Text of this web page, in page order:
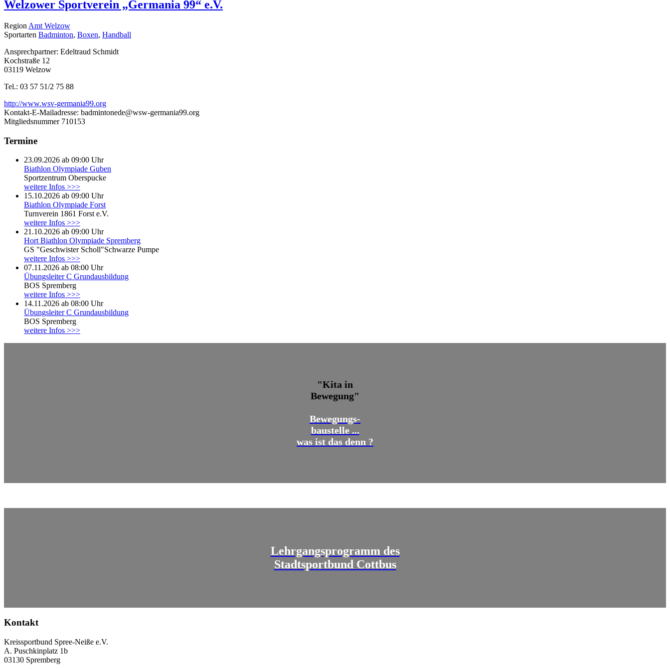
Welzower Sportverein „Germania 99“ e.V.
Region Amt Welzow
Sportarten Badminton, Boxen, Handball
Ansprechpartner: Edeltraud Schmidt
Kochstraße 12
03119 Welzow
Tel.: 03 57 51/2 75 88
http://www.wsv-germania99.org
Kontakt-E-Mailadresse: badmintonede@wsw-germania99.org
Mitgliedsnummer710153
Termine
23.09.2026 ab 09:00 Uhr
Biathlon Olympiade Guben
Sportzentrum Oberspucke
weitere Infos >>>
15.10.2026 ab 09:00 Uhr
Biathlon Olympiade Forst
Turnverein 1861 Forst e.V.
weitere Infos >>>
21.10.2026 ab 09:00 Uhr
Hort Biathlon Olympiade Spremberg
GS "Geschwister Scholl"Schwarze Pumpe
weitere Infos >>>
07.11.2026 ab 08:00 Uhr
Übungsleiter C Grundausbildung
BOS Spremberg
weitere Infos >>>
14.11.2026 ab 08:00 Uhr
Übungsleiter C Grundausbildung
BOS Spremberg
weitere Infos >>>
"Kita in
Bewegung"
Bewegungs-
baustelle ...
was ist das denn ?
Lehrgangsprogramm des
Stadtsportbund Cottbus
Kontakt
Kreissportbund Spree-Neiße e.V.
A. Puschkinplatz 1b
03130 Spremberg